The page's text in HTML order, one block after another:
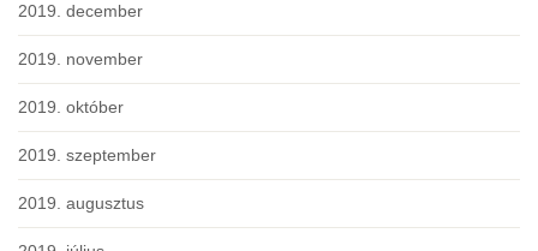
2019. december
2019. november
2019. október
2019. szeptember
2019. augusztus